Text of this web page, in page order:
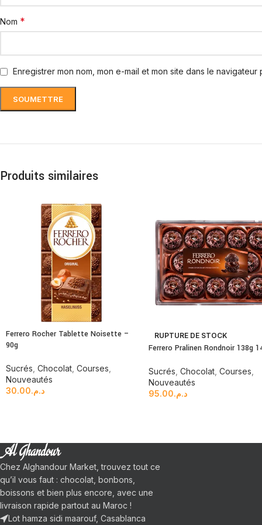
Nom *
Enregistrer mon nom, mon e-mail et mon site dans le
Produits similaires
Ferrero Rocher Tablette Noisette –
90g
Sucrés Chocolat Courses
Nouveautés
د.م.30.00
RUPTURE DE STOCK
Ferrero Pralinen Rondnoir 138g
Sucrés Chocolat Courses
Nouveautés
د.م.95.00
Chez Alghandour Market, trouvez tout ce
qu’il vous faut : chocolat, bonbons,
boissons et bien plus encore, avec une
livraison rapide partout au Maroc !
Lot hamza sidi maarouf, Casablanca